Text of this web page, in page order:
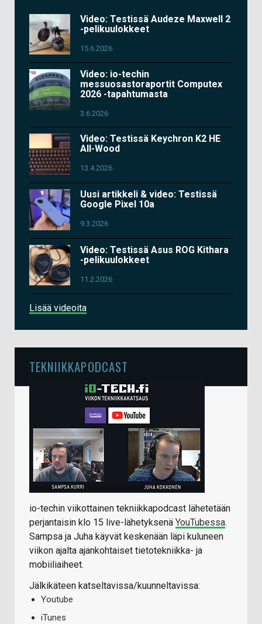
Video: Testissä Audeze Maxwell 2
-pelikuulokkeet
15.6.2026
Video: io-techin
messuosastoraportit Computex
2026 -tapahtumasta
3.6.2026
Video: Testissä Keychron K2 HE
All-Wood
13.4.2026
Uusi artikkeli & video: Testissä
Google Pixel 10a
9.3.2026
Video: Testissä Asus ROG Kithara
-pelikuulokkeet
11.2.2026
Lisää videoita
TEKNIIKKAPODCAST
io-techin viikottainen tekniikkapodcast lähetetään
perjantaisin klo 15 live-lähetyksenä YouTubessa.
Sampsa ja Juha käyvät keskenään läpi kuluneen
viikon ajalta ajankohtaiset tietotekniikka- ja
mobiiliaiheet.
Jälkikäteen katseltavissa/kuunneltavissa:
Youtube
iTunes